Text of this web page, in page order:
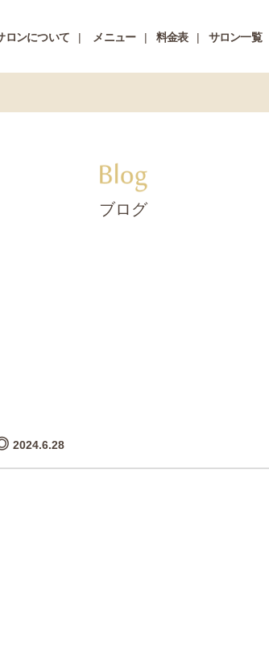
ロンについて メニュー 料金表 サロン一覧
ブログ
2024.6.28